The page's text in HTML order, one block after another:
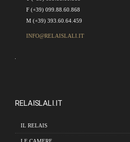
F (+39) 099.88.60.868
M (+39) 393.60.64.459
INFO@RELAISLALI.IT
RELAISLALI.IT
IL RELAIS